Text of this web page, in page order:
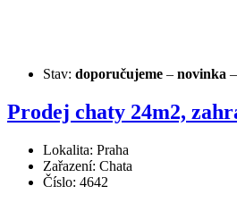
Stav: doporučujeme – novinka –
Prodej chaty 24m2,
Lokalita: Praha
Zařazení: Chata
Číslo: 4642